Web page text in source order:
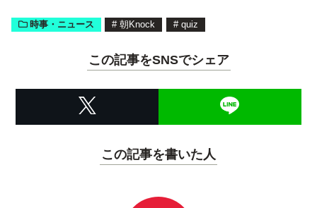
時事・ニュース # 朝Knock # quiz
この記事をSNSでシェア
この記事を書いた人